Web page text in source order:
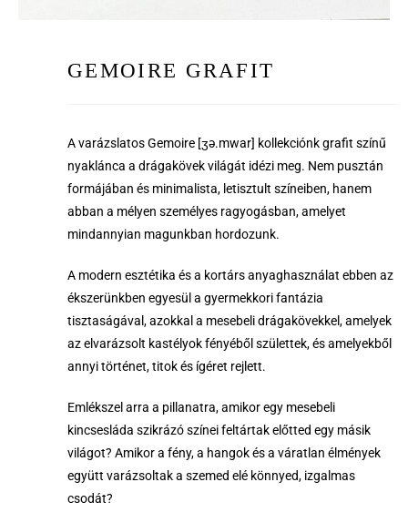
GEMOIRE GRAFIT
A varázslatos Gemoire [ʒə.mwar] kollekciónk grafit színű
nyaklánca a drágakövek világát idézi meg. Nem pusztán
formájában és minimalista, letisztult színeiben, hanem
abban a mélyen személyes ragyogásban, amelyet
mindannyian magunkban hordozunk.
A modern esztétika és a kortárs anyaghasználat ebben az
ékszerünkben egyesül a gyermekkori fantázia
tisztaságával, azokkal a mesebeli drágakövekkel, amelyek
az elvarázsolt kastélyok fényéből születtek, és amelyekből
annyi történet, titok és ígéret rejlett.
Emlékszel arra a pillanatra, amikor egy mesebeli
kincsesláda szikrázó színei feltártak előtted egy másik
világot? Amikor a fény, a hangok és a váratlan élmények
együtt varázsoltak a szemed elé könnyed, izgalmas
csodát?